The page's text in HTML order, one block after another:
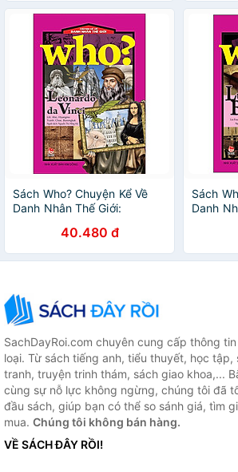
Sách Who? Chuyện Kể Về
Danh Nhân Thế Giới:
40.480 đ
Sách
Danh
SachDayRoi.com chuyên cung cấp thông
loại. Từ sách tiếng anh, tiểu thuyết, học tập,
tranh, truyện trinh thám, sách giao khoa,...
cùng sự nỗ lực không ngừng, chúng tôi đã
đầu sách, giúp bạn có thể so sánh giá, tìm
mua. Chúng tôi không bán hàng.
VỀ SÁCH ĐÂY RỒI!